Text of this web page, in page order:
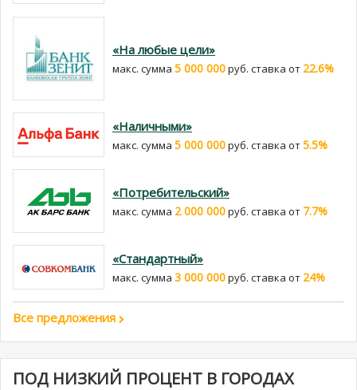
«На любые цели»
макс. сумма 5 000 000руб. cтавка от 22.6%
«Наличными»
макс. сумма 5 000 000руб. cтавка от5.5%
«Потребительский»
макс. сумма 2 000 000руб. cтавка от 7.7%
«Стандартный»
макс. сумма 3 000 000руб. cтавка от 24%
Все предложения
ПОД НИЗКИЙ ПРОЦЕНТ В ГОРОДАХ